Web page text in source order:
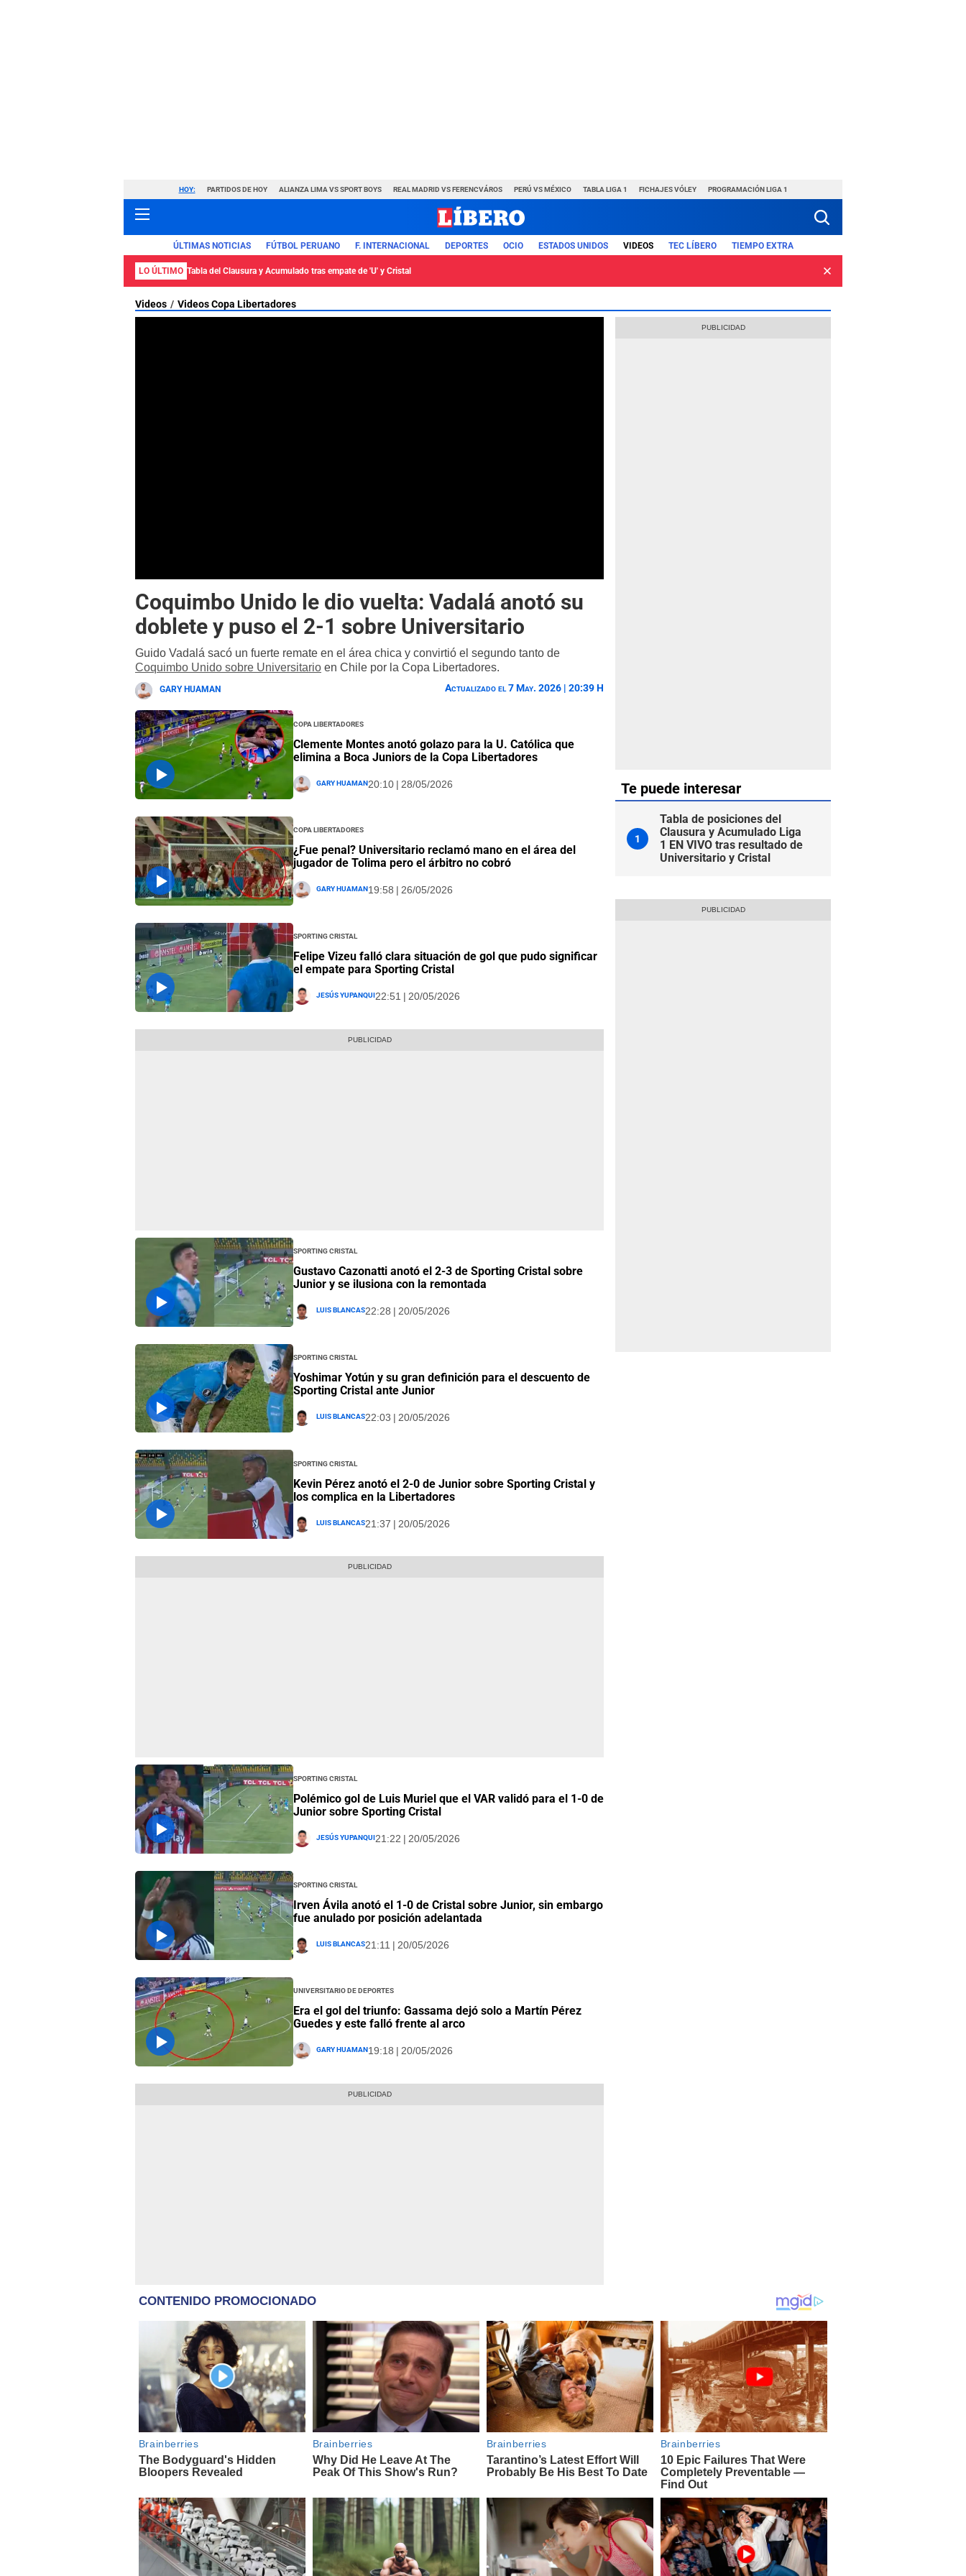
HOY: PARTIDOS DE HOY ALIANZA LIMA VS SPORT BOYS REAL MADRID VS FERENCVÁROS PERÚ VS MÉXICO TABLA LIGA 1 FICHAJES VÓLEY PROGRAMACIÓN LIGA 1
ÚLTIMAS NOTICIAS FÚTBOL PERUANO F. INTERNACIONAL DEPORTES OCIO ESTADOS UNIDOS VIDEOS TEC LÍBERO TIEMPO EXTRA
LO ÚLTIMO Tabla del Clausura y Acumulado tras empate de 'U' y Cristal
Videos Videos Copa Libertadores
Coquimbo Unido le dio vuelta: Vadalá anotó su
doblete y puso el 2-1 sobre Universitario
Guido Vadalá sacó un fuerte remate en el área chica y convirtió el segundo tanto de
Coquimbo Unido sobre Universitario en Chile por la Copa Libertadores.
GARY HUAMAN Actualizado el 7 May. 2026 | 20:39 H
Copa Libertadores
Clemente Montes anotó golazo para la U. Católica que
elimina a Boca Juniors de la Copa Libertadores
Gary Huaman20:10 | 28/05/2026
Copa Libertadores
¿Fue penal? Universitario reclamó mano en el área del
jugador de Tolima pero el árbitro no cobró
Gary Huaman19:58 | 26/05/2026
Sporting Cristal
Felipe Vizeu falló clara situación de gol que pudo significar
el empate para Sporting Cristal
Jesús Yupanqui22:51 | 20/05/2026
Sporting Cristal
Gustavo Cazonatti anotó el 2-3 de Sporting Cristal sobre
Junior y se ilusiona con la remontada
Luis Blancas22:28 | 20/05/2026
Sporting Cristal
Yoshimar Yotún y su gran definición para el descuento de
Sporting Cristal ante Junior
Luis Blancas22:03 | 20/05/2026
Sporting Cristal
Kevin Pérez anotó el 2-0 de Junior sobre Sporting Cristal y
los complica en la Libertadores
Luis Blancas21:37 | 20/05/2026
Sporting Cristal
Polémico gol de Luis Muriel que el VAR validó para el 1-0 de
Junior sobre Sporting Cristal
Jesús Yupanqui21:22 | 20/05/2026
Sporting Cristal
Irven Ávila anotó el 1-0 de Cristal sobre Junior, sin embargo
fue anulado por posición adelantada
Luis Blancas21:11 | 20/05/2026
Universitario de Deportes
Era el gol del triunfo: Gassama dejó solo a Martín Pérez
Guedes y este falló frente al arco
Gary Huaman19:18 | 20/05/2026
Te puede interesar
1
Tabla de posiciones del
Clausura y Acumulado Liga
1 EN VIVO tras resultado de
Universitario y Cristal